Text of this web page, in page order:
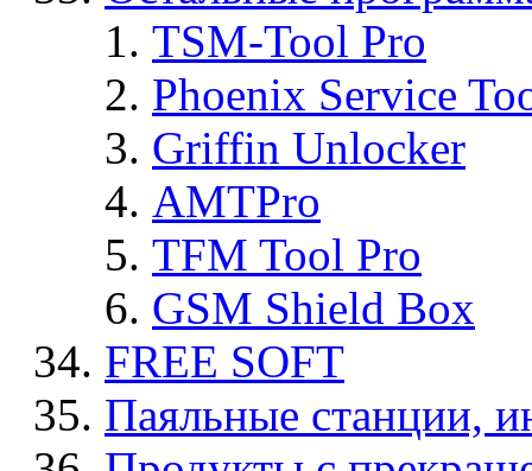
TSM-Tool Pro
Phoenix Service
Griffin Unlocker
AMTPro
TFM Tool Pro
GSM Shield Box
FREE SOFT
Паяльные станции,